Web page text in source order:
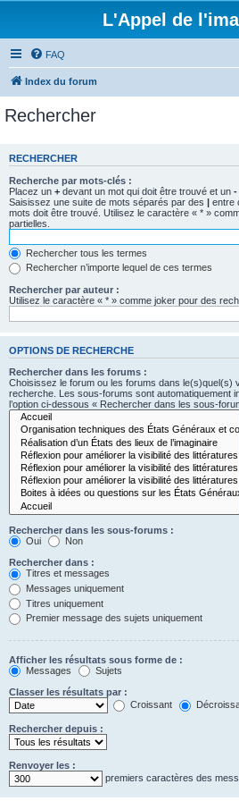
L'Appel de
FAQ
Index du forum
Rechercher
RECHERCHER
Recherche par mots-clés :
Placez un + devant un mot qui doit être trouvé et un -
Saisissez une suite de mots séparés par des | entre
mots doit être trouvé. Utilisez le caractère « * »
partielles.
Rechercher tous les termes
Rechercher n’importe lequel de ces termes
Rechercher par auteur :
Utilisez le caractère « * » comme joker pour des
OPTIONS DE RECHERCHE
Rechercher dans les forums :
Choisissez le forum ou les forums dans le(s)quel(s)
recherche. Les sous-forums sont automatiquement
l’option ci-dessous « Rechercher dans les sous-
Rechercher dans les sous-forums :
Oui
Non
Rechercher dans :
Titres et messages
Messages uniquement
Titres uniquement
Premier message des sujets uniquement
Afficher les résultats sous forme de :
Messages
Sujets
Classer les résultats par :
Croissant
Rechercher depuis :
Renvoyer les :
premiers caractères des